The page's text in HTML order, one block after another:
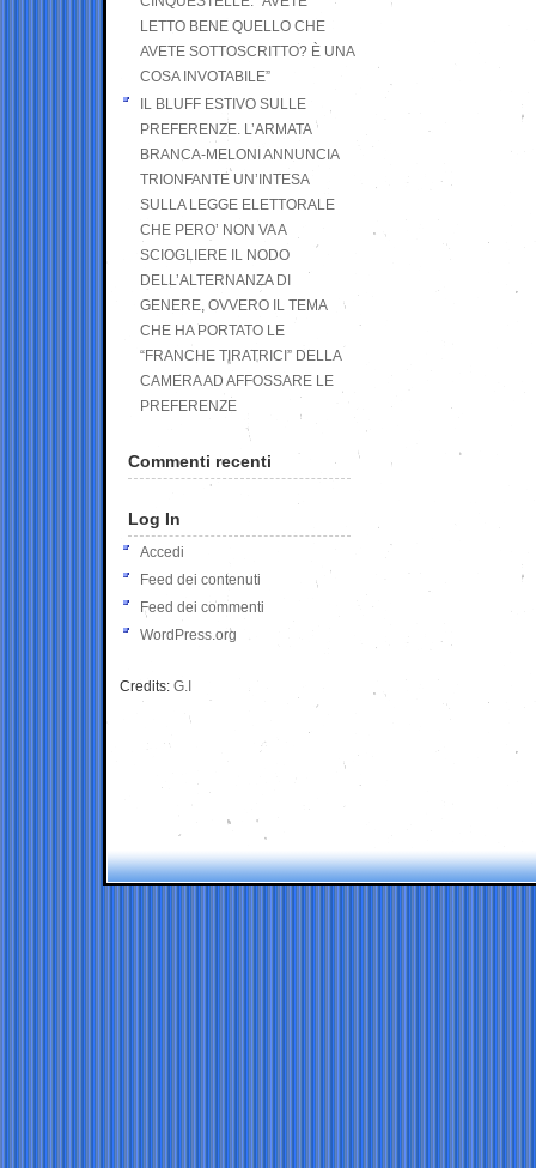
LETTO BENE QUELLO CHE
AVETE SOTTOSCRITTO? È UNA
COSA INVOTABILE”
IL BLUFF ESTIVO SULLE
PREFERENZE. L’ARMATA
BRANCA-MELONI ANNUNCIA
TRIONFANTE UN’INTESA
SULLA LEGGE ELETTORALE
CHE PERO’ NON VA A
SCIOGLIERE IL NODO
DELL’ALTERNANZA DI
GENERE, OVVERO IL TEMA
CHE HA PORTATO LE
“FRANCHE TIRATRICI” DELLA
CAMERA AD AFFOSSARE LE
PREFERENZE
Commenti recenti
Log In
Accedi
Feed dei contenuti
Feed dei commenti
WordPress.org
Credits: G.I